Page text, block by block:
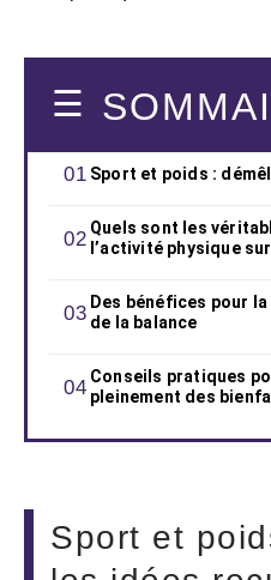
Sport et poids :
Quels sont les
l’activité physique
Des bénéfices pour
de la balance
Conseils pratiques
pleinement des
Sport et